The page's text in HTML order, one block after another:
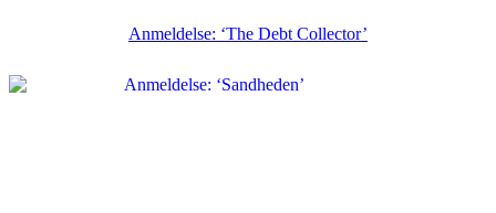
Anmeldelse: ‘The Debt Collector’